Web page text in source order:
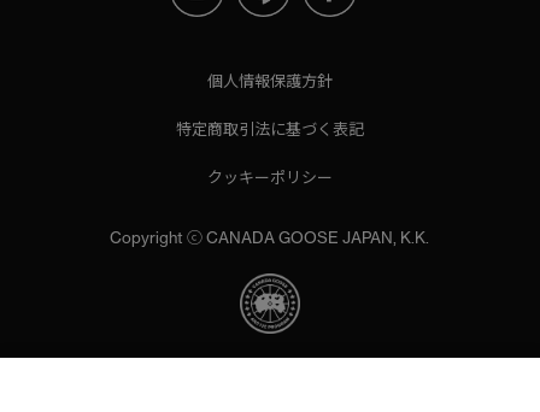
個人情報保護方針
特定商取引法に基づく表記
クッキーポリシー
Copyright ⓒ CANADA GOOSE JAPAN, K.K.